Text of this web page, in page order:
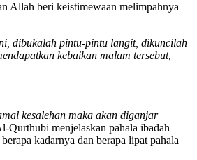
Allah beri keistimewaan melimpahnya
dibukalah pintu-pintu langit, dikuncilah
kebaikan malam tersebut,
kesalehan maka akan diganjar
menjelaskan pahala ibadah
kadarnya dan berapa lipat pahala